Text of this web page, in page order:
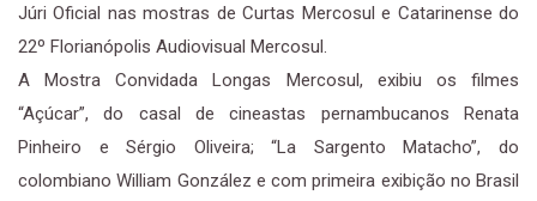
Júri Oficial nas mostras de Curtas Mercosul e Catarinense do
22º Florianópolis Audiovisual Mercosul.
A Mostra Convidada Longas Mercosul, exibiu os filmes
“Açúcar”, do casal de cineastas pernambucanos Renata
Pinheiro e Sérgio Oliveira; “La Sargento Matacho”, do
colombiano William González e com primeira exibição no Brasil